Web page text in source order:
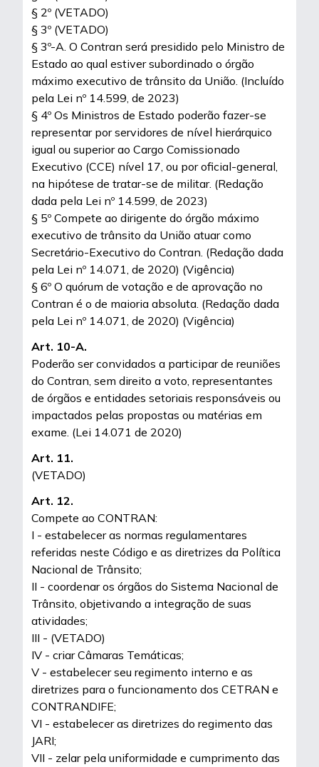
§ 2º (VETADO)
§ 3º (VETADO)
§ 3º-A. O Contran será presidido pelo Ministro de
Estado ao qual estiver subordinado o órgão
máximo executivo de trânsito da União. (Incluído
pela Lei nº 14.599, de 2023)
§ 4º Os Ministros de Estado poderão fazer-se
representar por servidores de nível hierárquico
igual ou superior ao Cargo Comissionado
Executivo (CCE) nível 17, ou por oficial-general,
na hipótese de tratar-se de militar. (Redação
dada pela Lei nº 14.599, de 2023)
§ 5º Compete ao dirigente do órgão máximo
executivo de trânsito da União atuar como
Secretário-Executivo do Contran. (Redação dada
pela Lei nº 14.071, de 2020) (Vigência)
§ 6º O quórum de votação e de aprovação no
Contran é o de maioria absoluta. (Redação dada
pela Lei nº 14.071, de 2020) (Vigência)
Art. 10-A.
Poderão ser convidados a participar de reuniões
do Contran, sem direito a voto, representantes
de órgãos e entidades setoriais responsáveis ou
impactados pelas propostas ou matérias em
exame. (Lei 14.071 de 2020)
Art. 11.
(VETADO)
Art. 12.
Compete ao CONTRAN:
I - estabelecer as normas regulamentares
referidas neste Código e as diretrizes da Política
Nacional de Trânsito;
II - coordenar os órgãos do Sistema Nacional de
Trânsito, objetivando a integração de suas
atividades;
III - (VETADO)
IV - criar Câmaras Temáticas;
V - estabelecer seu regimento interno e as
diretrizes para o funcionamento dos CETRAN e
CONTRANDIFE;
VI - estabelecer as diretrizes do regimento das
JARI;
VII - zelar pela uniformidade e cumprimento das